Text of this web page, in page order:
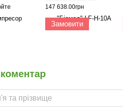
147 638.00грн
Замовити